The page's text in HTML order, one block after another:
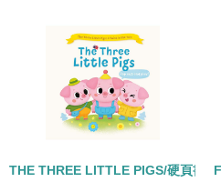
THE THREE LITTLE PIGS/硬頁書